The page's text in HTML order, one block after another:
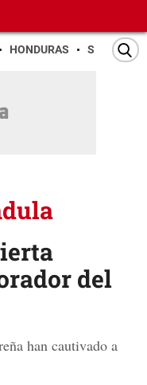
HONDURAS SAN PEDRO
del
han cautivado a